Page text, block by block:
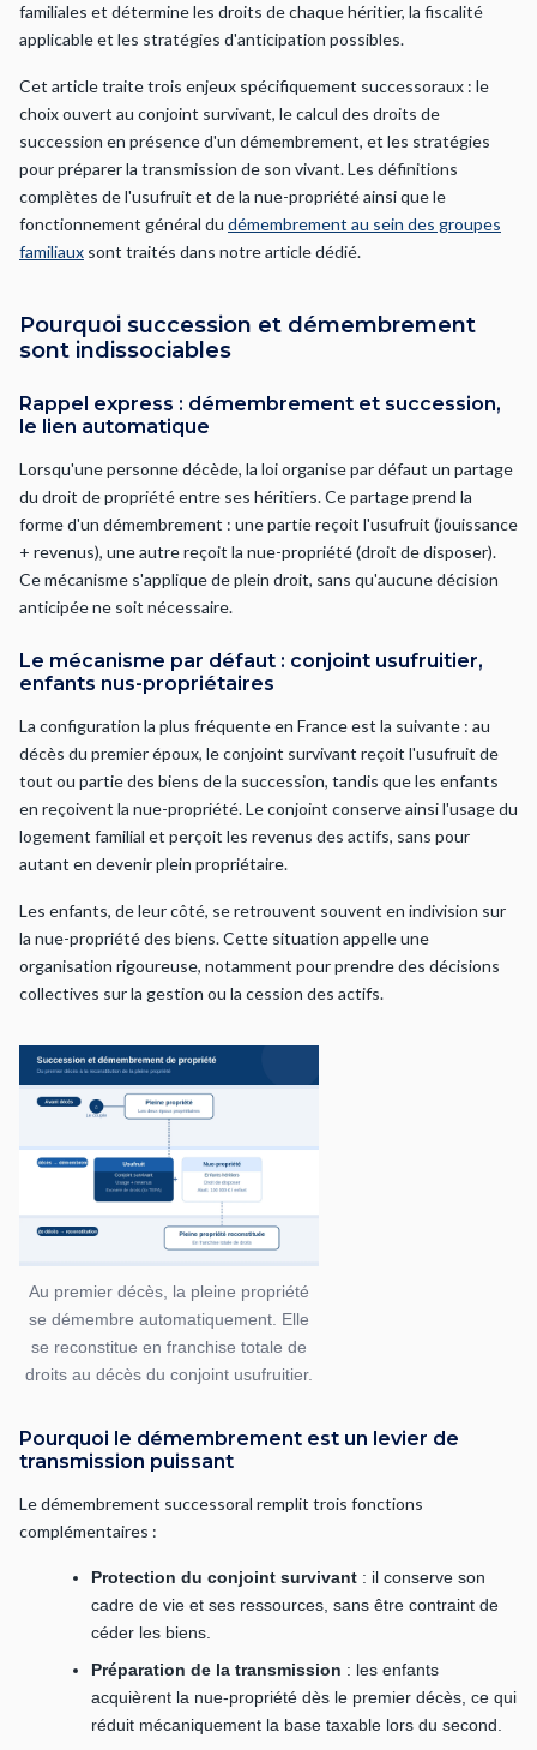
familiales et détermine les droits de chaque héritier, la fiscalité
applicable et les stratégies d'anticipation possibles.
Cet article traite trois enjeux spécifiquement successoraux : le
choix ouvert au conjoint survivant, le calcul des droits de
succession en présence d'un démembrement, et les stratégies
pour préparer la transmission de son vivant. Les définitions
complètes de l'usufruit et de la nue-propriété ainsi que le
fonctionnement général du démembrement au sein des groupes
familiaux sont traités dans notre article dédié.
Pourquoi succession et démembrement
sont indissociables
Rappel express : démembrement et succession,
le lien automatique
Lorsqu'une personne décède, la loi organise par défaut un partage
du droit de propriété entre ses héritiers. Ce partage prend la
forme d'un démembrement : une partie reçoit l'usufruit (jouissance
+ revenus), une autre reçoit la nue-propriété (droit de disposer).
Ce mécanisme s'applique de plein droit, sans qu'aucune décision
anticipée ne soit nécessaire.
Le mécanisme par défaut : conjoint usufruitier,
enfants nus-propriétaires
La configuration la plus fréquente en France est la suivante : au
décès du premier époux, le conjoint survivant reçoit l'usufruit de
tout ou partie des biens de la succession, tandis que les enfants
en reçoivent la nue-propriété. Le conjoint conserve ainsi l'usage du
logement familial et perçoit les revenus des actifs, sans pour
autant en devenir plein propriétaire.
Les enfants, de leur côté, se retrouvent souvent en indivision sur
la nue-propriété des biens. Cette situation appelle une
organisation rigoureuse, notamment pour prendre des décisions
collectives sur la gestion ou la cession des actifs.
Au premier décès, la pleine propriété
se démembre automatiquement. Elle
se reconstitue en franchise totale de
droits au décès du conjoint usufruitier.
Pourquoi le démembrement est un levier de
transmission puissant
Le démembrement successoral remplit trois fonctions
complémentaires :
Protection du conjoint survivant : il conserve son
cadre de vie et ses ressources, sans être contraint de
céder les biens.
Préparation de la transmission : les enfants
acquièrent la nue-propriété dès le premier décès, ce qui
réduit mécaniquement la base taxable lors du second.